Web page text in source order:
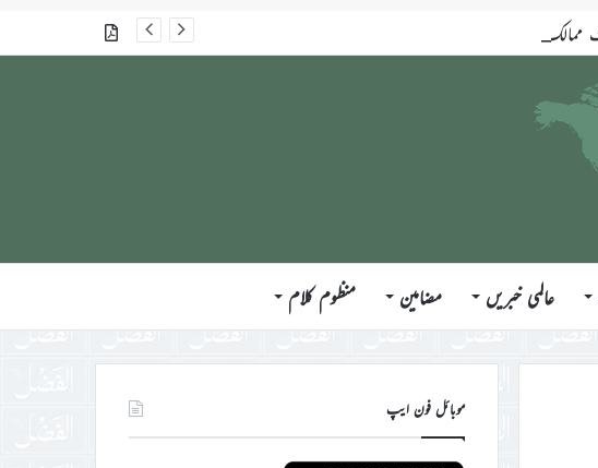
گذشتہ شمارے
عالمی خبریں مضامین منظوم کلام
موبائل فون ایپ